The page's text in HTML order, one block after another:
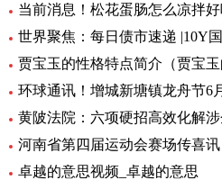
当前消息！松花蛋肠怎么凉拌好
世界聚焦：每日债市速递 |10Y
贾宝玉的性格特点简介（贾宝玉
黄陂法院：六项硬招高效化解
卓越的意思视频_卓越的意思